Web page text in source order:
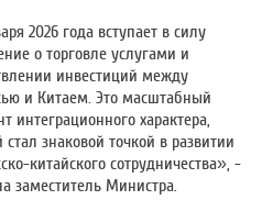
2026 года вступает в силу
о торговле услугами и
инвестиций между
и Китаем. Это масштабный
интеграционного характера,
стал знаковой точкой в развитии
китайского сотрудничества», -
заместитель Министра.